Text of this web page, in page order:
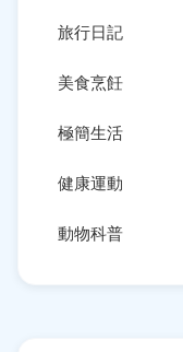
旅行日記
美食烹飪
極簡生活
健康運動
動物科普